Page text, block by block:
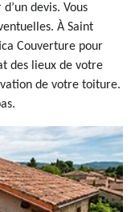
devis. Vous
À Saint
Couverture pour
des lieux de votre
de votre toiture.